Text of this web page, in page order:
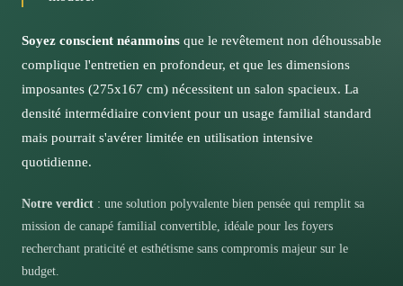
salon. Pensez à vérifier que ces dimensions
correspondent bien à votre espace avant de finaliser
votre choix.
Soyez conscient néanmoins que le revêtement non déhoussable
complique l'entretien en profondeur, et que les dimensions
imposantes (275x167 cm) nécessitent un salon spacieux. La
densité intermédiaire convient pour un usage familial standard
mais pourrait s'avérer limitée en utilisation intensive
quotidienne.
Notre verdict : une solution polyvalente bien pensée qui remplit sa
mission de canapé familial convertible, idéale pour les foyers
recherchant praticité et esthétisme sans compromis majeur sur le
budget.